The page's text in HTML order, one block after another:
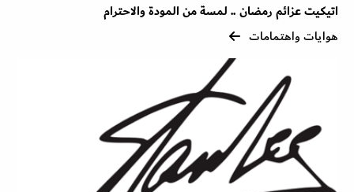
اتيكيت عزائم رمضان .. لمسة من المودة والاحترام
هوايات واهتمامات